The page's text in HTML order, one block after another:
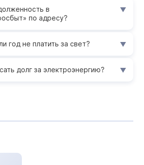
в
по адресу?
год не платить за свет?
долг за электроэнергию?